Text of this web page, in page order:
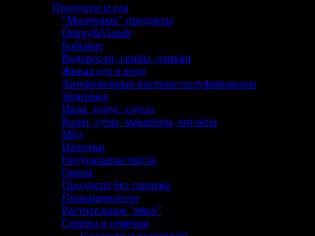
Продукты и еда
"Молочные" продукты
Dainty&Viands
Бобовые
Водоросли, грибы, оливки
Живая еда и вода
Замороженные постные полуфабрикаты
Зерновые
Икра, хумус, соусы
Каши, супы, макароны, котлеты
Мёд
Напитки
Натуральные масла
Орехи
Продукты без глютена
Проращиватели
Растительное "мясо"
Семена и семечки